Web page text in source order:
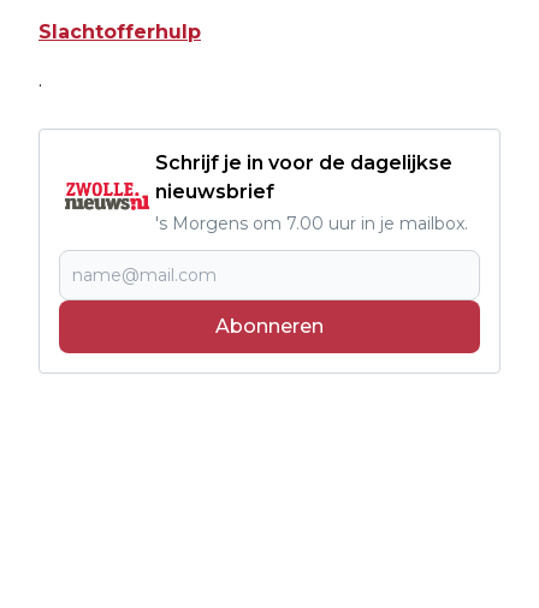
Slachtofferhulp
.
Schrijf je in voor de dagelijkse
nieuwsbrief
's Morgens om 7.00 uur in je mailbox.
Abonneren